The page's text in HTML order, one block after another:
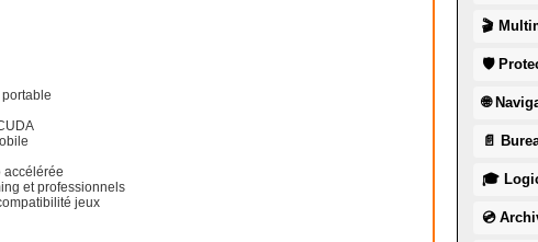
accélérée
et professionnels
jeux
🎬
🛡
🌐
📄
🎓
💿